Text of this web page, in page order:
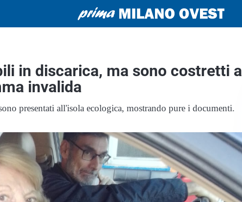
in discarica, ma sono costretti a
invalida
presentati all'isola ecologica, mostrando pure i documenti.